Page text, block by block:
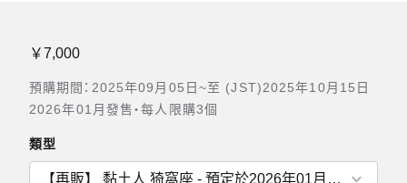
￥7,000
預購期間：2025年09月05日~至 (JST)2025年10月15日
2026年01月發售・每人限購3個
類型